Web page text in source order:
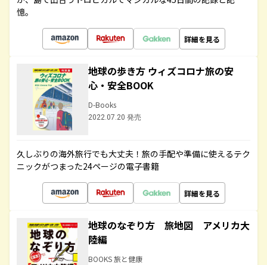
憶。
詳細を見る
地球の歩き方 ウィズコロナ旅の安
心・安全BOOK
D-Books
2022.07.20 発売
久しぶりの海外旅行でも大丈夫！旅の手配や準備に使えるテク
ニックがつまった24ページの電子書籍
詳細を見る
地球のなぞり方 旅地図 アメリカ大
陸編
BOOKS 旅と健康